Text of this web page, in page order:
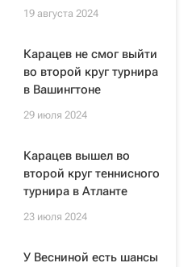
19 августа 2024
Карацев не смог выйти
во второй круг турнира
в Вашингтоне
29 июля 2024
Карацев вышел во
второй круг теннисного
турнира в Атланте
23 июля 2024
У Весниной есть шансы